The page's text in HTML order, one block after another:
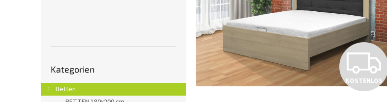
überspringen
Kategorien
Betten
KOSTENLOS